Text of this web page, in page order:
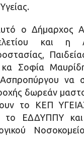
ο Δήμαρχος
και η
κα Σοφία
να
δωρεάν
το ΚΕΠ
το ΕΔΔΥΠΠΥ